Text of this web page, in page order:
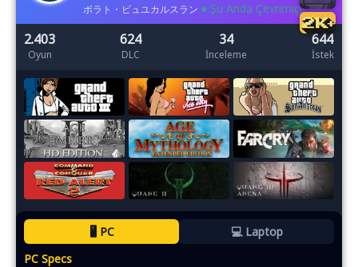
ポラト・ビュユカルスラン ● Şu Anda Çevrimiçi
2.403
Oyun
624
DLC
34
İnceleme
644
İstek
🖥️ PC
💻 Laptop
PC Specs